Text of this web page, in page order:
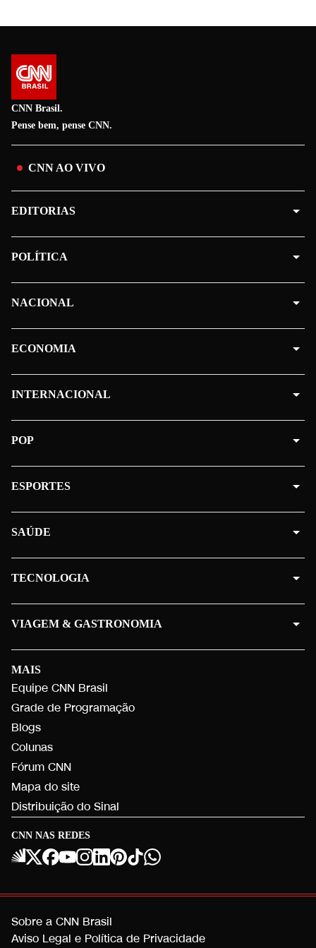
CNN Brasil.
Pense bem, pense CNN.
CNN AO VIVO
CNN NAS REDES
MAIS
Equipe CNN Brasil
Grade de Programação
Blogs
Colunas
Fórum CNN
Mapa do site
Distribuição do Sinal
EDITORIAS
POLÍTICA
NACIONAL
ECONOMIA
INTERNACIONAL
POP
ESPORTES
SAÚDE
TECNOLOGIA
VIAGEM & GASTRONOMIA
Sobre a CNN Brasil
Aviso Legal e Política de Privacidade